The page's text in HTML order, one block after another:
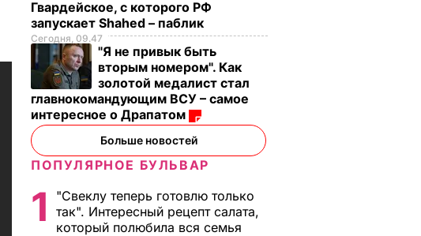
Гвардейское, с которого РФ
запускает Shahed – паблик
Сегодня, 09.47
"Я не привык быть
вторым номером". Как
золотой медалист стал
главнокомандующим ВСУ – самое
интересное о Драпатом
Больше новостей
ПОПУЛЯРНОЕ БУЛЬВАР
1
"Свеклу теперь готовлю только
так". Интересный рецепт салата,
который полюбила вся семья